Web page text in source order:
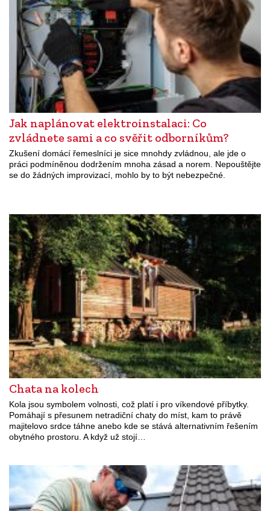
Jak naplánovat elektroinstalaci: Co
zvládnete sami a co svěřit odborníkům?
Zkušení domácí řemeslníci je sice mnohdy zvládnou, ale jde o
práci podmíněnou dodržením mnoha zásad a norem. Nepouštějte
se do žádných improvizací, mohlo by to být nebezpečné.
Chata na kolech
Kola jsou symbolem volnosti, což platí i pro víkendové příbytky.
Pomáhají s přesunem netradiční chaty do míst, kam to právě
majitelovo srdce táhne anebo kde se stává alternativním řešením
obytného prostoru. A když už stojí…